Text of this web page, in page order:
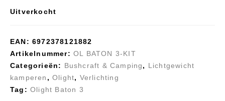
Uitverkocht
EAN: 6972378121882
Artikelnummer: OL BATON 3-KIT
Categorieën: Bushcraft & Camping, Lichtgewicht
kamperen ,Olight, Verlichting
Tag: Olight Baton 3